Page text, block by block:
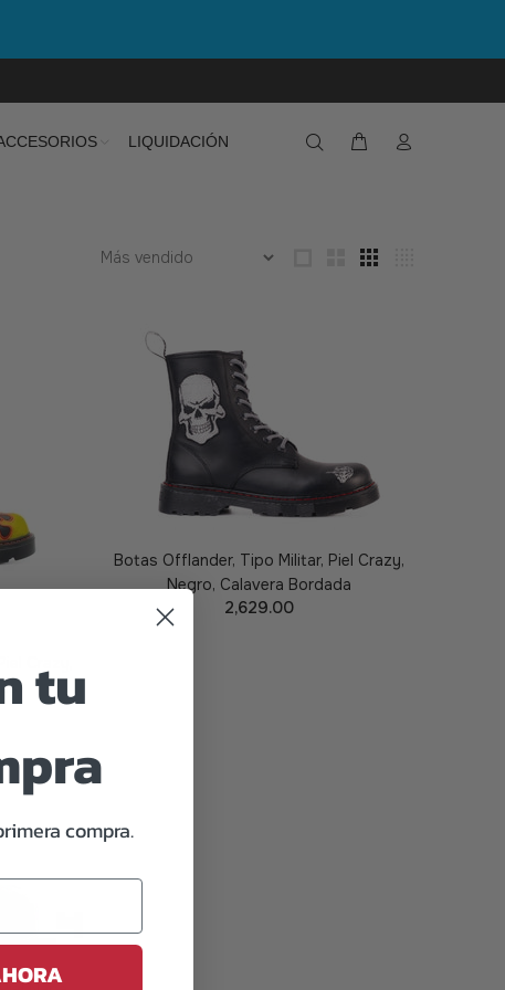
LIQUIDACIÓN
Botas Offlander, Tipo Militar, Piel Crazy,
Negro, Calavera Bordada
2,629.00
tu
compra.